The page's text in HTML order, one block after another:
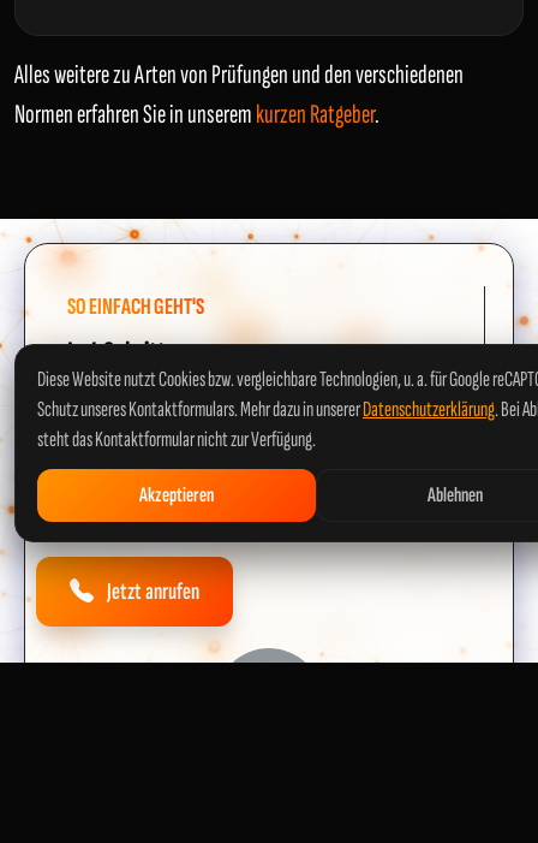
Jetzt anrufen
Alles weitere zu Arten von Prüfungen und den verschiedenen
Normen erfahren Sie in unseremkurzen Ratgeber.
SO EINFACH GEHT'S
In 4 Schritten
zum sicheren
E-Check
Unkompliziert, transparent und schnell – so
funktioniert unser Service für Wahlstedt.
Diese Website nutzt Cookies bzw. vergleichbare Technologien, u. a. für Google
Schutz unseres Kontaktformulars. Mehr dazu in unsererDatenschutzerklärung. Bei
steht das Kontaktformular nicht zur Verfügung.
Akzeptieren Ablehnen